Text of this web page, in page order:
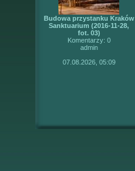
Budowa przystanku Kraków
Sanktuarium (2016-11-28,
fot. 03)
Komentarzy: 0
admin
07.08.2026, 05:09